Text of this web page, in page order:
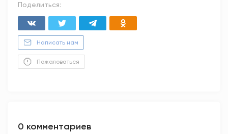
Поделиться:
Написать нам
Пожаловаться
0 комментариев